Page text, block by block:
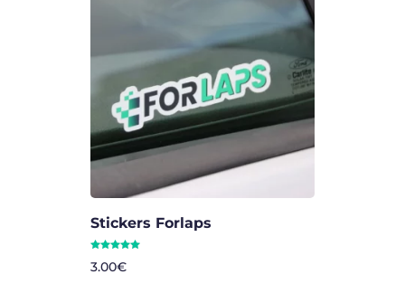
Stickers Forlaps
5.00
3.00€